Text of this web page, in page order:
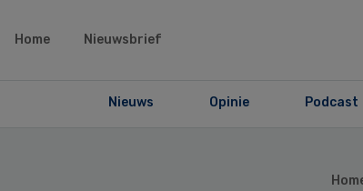
Home Nieuwsbrief
Nieuws Opinie Podcast